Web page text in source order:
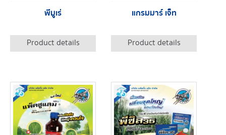
พีมูเร่
Product details
แกรมมาร์ เจ็ท
Product details